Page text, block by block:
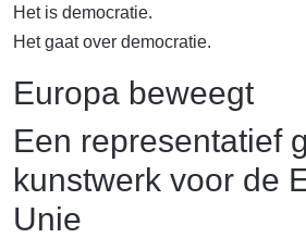
Het is democratie.
Het gaat over democratie.
Europa beweegt
Een representatief
kunstwerk voor de
Unie